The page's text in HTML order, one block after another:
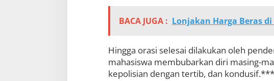
BACA JUGA : Lonjakan Harga Beras
Hingga orasi selesai dilakukan oleh
mahasiswa membubarkan diri masing-
kepolisian dengan tertib, dan kondusif.***